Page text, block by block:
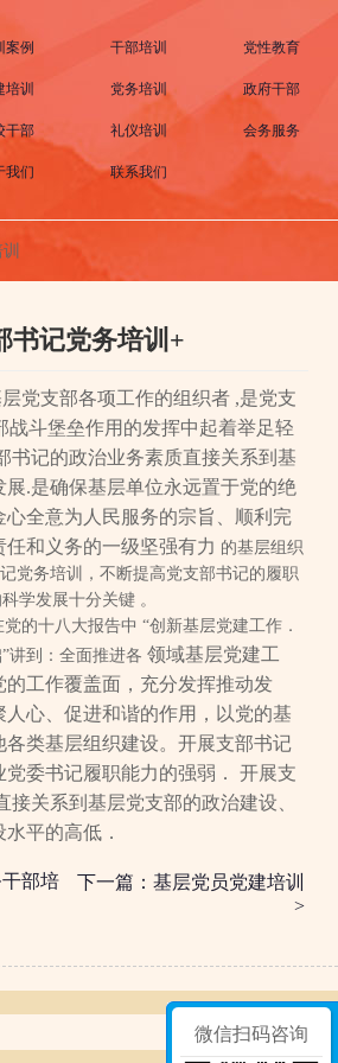
案例 干部培训 党性教育
培训 党务培训 政府干部
干部 礼仪培训 会务服务
我们 联系我们
书记党务培训+
党支部各项工作的组织者 ,是党支
战斗堡垒作用的发挥中起着举足轻
书记的政治业务素质直接关系到基
展.是确保基层单位永远置于党的绝
心全意为人民服务的宗旨、顺利完
任和义务的一级坚强有力 的基层组织
党务培训，不断提高党支部书记的履职
学发展十分关键 。
的十八大报告中 “创新基层党建工作．
讲到：全面推进各 领域基层党建工
的工作覆盖面，充分发挥推动发
人心、促进和谐的作用，以党的基
各类基层组织建设。开展支部书记
委书记履职能力的强弱．
开展支
接关系到基层党支部的政治建设、
平的高低．
部培
下一篇：基层党员党建培训
>
微信扫码咨询